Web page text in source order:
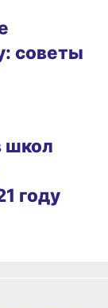
советы
школ
году